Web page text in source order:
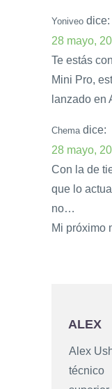
Yoniveo dice:
28 mayo,
Te estás
Mini Pro,
lanzado en
Chema dice:
28 mayo,
Con la de
que lo
no…
Mi próximo
ALEX
Alex
técnico